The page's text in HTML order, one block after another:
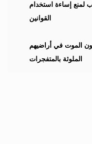
لمنع إساءة استخدام
القوانين
الموت في أراضيهم
الملوثة بالمتفجرات